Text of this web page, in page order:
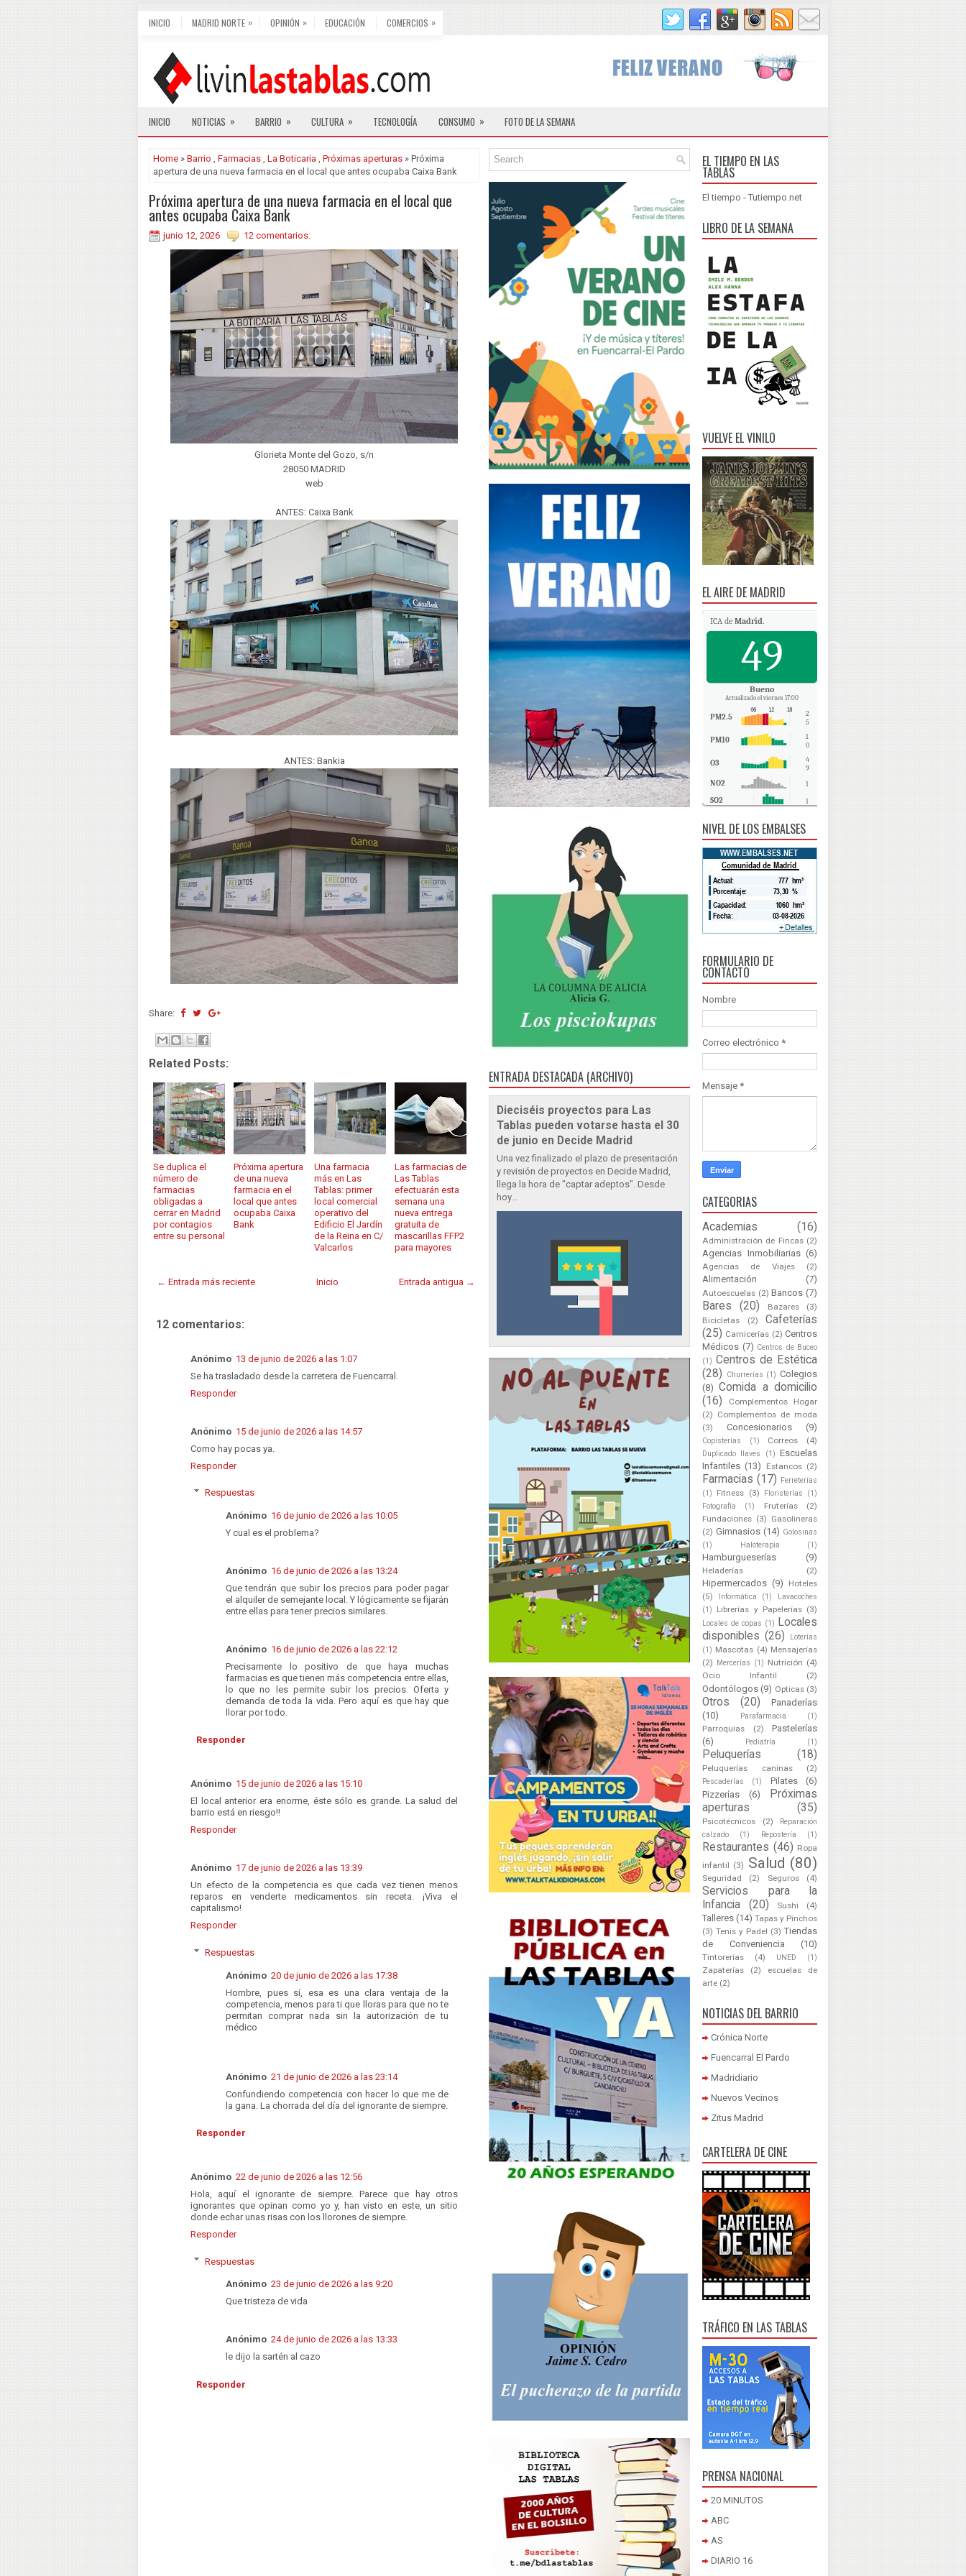
INICIO MADRID NORTE » OPINIÓN » EDUCACIÓN COMERCIOS »
INICIO NOTICIAS » BARRIO » CULTURA » TECNOLOGÍA CONSUMO » FOTO DE LA SEMANA
Home » Barrio , Farmacias , La Boticaria , Próximas aperturas » Próxima
apertura de una nueva farmacia en el local que antes ocupaba Caixa Bank
Próxima apertura de una nueva farmacia en el local que
antes ocupaba Caixa Bank
junio 12, 2026 12 comentarios:
Glorieta Monte del Gozo, s/n
28050 MADRID
web
ANTES: Caixa Bank
ANTES: Bankia
Share:
Related Posts:
Se duplica el
número de
farmacias
obligadas a
cerrar en Madrid
por contagios
entre su personal
Próxima apertura
de una nueva
farmacia en el
local que antes
ocupaba Caixa
Bank
Una farmacia
más en Las
Tablas: primer
local comercial
operativo del
Edificio El Jardín
de la Reina en C/
Valcarlos
Las farmacias de
Las Tablas
efectuarán esta
semana una
nueva entrega
gratuita de
mascarillas FFP2
para mayores
← Entrada más reciente Entrada antigua →
Inicio
12 comentarios:
Anónimo 13 de junio de 2026 a las 1:07
Se ha trasladado desde la carretera de Fuencarral.
Responder
Anónimo 15 de junio de 2026 a las 14:57
Como hay pocas ya.
Responder
Respuestas
Anónimo 16 de junio de 2026 a las 10:05
Y cual es el problema?
Anónimo 16 de junio de 2026 a las 13:24
Que tendrán que subir los precios para poder pagar
el alquiler de semejante local. Y lógicamente se fijarán
entre ellas para tener precios similares.
Anónimo 16 de junio de 2026 a las 22:12
Precisamente lo positivo de que haya muchas
farmacias es que tienen más competencia entre ellas,
lo que no les permite subir los precios. Oferta y
demanda de toda la vida. Pero aquí es que hay que
llorar por todo.
Responder
Anónimo 15 de junio de 2026 a las 15:10
El local anterior era enorme, éste sólo es grande. La salud del
barrio está en riesgo!!
Responder
Anónimo 17 de junio de 2026 a las 13:39
Un efecto de la competencia es que cada vez tienen menos
reparos en venderte medicamentos sin receta. ¡Viva el
capitalismo!
Responder
Respuestas
Anónimo 20 de junio de 2026 a las 17:38
Hombre, pues sí, esa es una clara ventaja de la
competencia, menos para ti que lloras para que no te
permitan comprar nada sin la autorización de tu
médico
Anónimo 21 de junio de 2026 a las 23:14
Confundiendo competencia con hacer lo que me de
la gana. La chorrada del día del ignorante de siempre.
Responder
Anónimo 22 de junio de 2026 a las 12:56
Hola, aquí el ignorante de siempre. Parece que hay otros
ignorantes que opinan como yo y, han visto en este, un sitio
donde echar unas risas con los llorones de siempre.
Responder
Respuestas
Anónimo 23 de junio de 2026 a las 9:20
Que tristeza de vida
Anónimo 24 de junio de 2026 a las 13:33
le dijo la sartén al cazo
Responder
ENTRADA DESTACADA (ARCHIVO)
Dieciséis proyectos para Las
Tablas pueden votarse hasta el 30
de junio en Decide Madrid
Una vez finalizado el plazo de presentación
y revisión de proyectos en Decide Madrid,
llega la hora de "captar adeptos". Desde
hoy...
EL TIEMPO EN LAS
TABLAS
El tiempo - Tutiempo.net
LIBRO DE LA SEMANA
VUELVE EL VINILO
EL AIRE DE MADRID
ICA de Madrid.
49
Bueno
Actualizado el viernes 17:00
PM2.5
2
5
PM10
1
0
O3
4
9
NO2 1
SO2 1
NIVEL DE LOS EMBALSES
FORMULARIO DE
CONTACTO
Nombre
Correo electrónico *
Mensaje *
CATEGORIAS
Academias (16)
Administración de Fincas (2)
Agencias Inmobiliarias (6)
Agencias de Viajes (2)
Alimentación (7)
Autoescuelas (2) Bancos (7)
Bares (20) Bazares
(3)
Bicicletas
(2)
Cafeterías
(25) Carnicerías (2) Centros
Médicos (7) Centros de Buceo
(1) Centros de Estética
(28)
Churrerías (1) Colegios
(8) Comida a domicilio
(16)
Complementos Hogar
(2) Complementos de moda
(3)
Concesionarios (9)
Copisterías (1) Correos (4)
Duplicado llaves (1) Escuelas
Infantiles (13) Estancos (2)
Farmacias (17) Ferreterías
(1)
Fitness (3) Floristerías
(1)
Fotografía
(1) Fruterías
(2)
Fundaciones (3) Gasolineras
(2) Gimnasios (14) Golosinas
(1)
Haloterapia (1)
Hamburgueserías (9)
Heladerías (2)
Hipermercados (9)
Hoteles
(5)
Informática (1)
Lavacoches
(1)
Librerías y Papelerías (3)
Locales de copas (1)
Locales
disponibles (26)
Loterías
(1) Mascotas (4) Mensajerías
(2) Mercerías (1) Nutrición (4)
Ocio Infantil
(2)
Odontólogos (9) Opticas (3)
Otros (20)
Panaderías
(10)
Parafarmacia (1)
Parroquias (2)
Pastelerías
(6)
Pediatría (1)
Peluquerías (18)
Peluquerías caninas (2)
Pescaderías (1) Pilates
(6)
Pizzerías
(6)
Próximas
aperturas
(35)
Psicotécnicos (2)
Reparación
calzado
(1) Repostería (1)
Restaurantes (46) Ropa
infantil (3) Salud (80)
Seguridad (2) Seguros (4)
Servicios para la
Infancia
(20) Sushi (4)
Talleres (14) Tapas y Pinchos
(3) Tenis y Padel (3) Tiendas
de Conveniencia
(10)
Tintorerías (4) UNED (1)
Zapaterías (2)
escuelas de
arte (2)
NOTICIAS DEL BARRIO
Crónica Norte
Fuencarral El Pardo
Madridiario
Nuevos Vecinos
Zitus Madrid
CARTELERA DE CINE
TRÁFICO EN LAS TABLAS
PRENSA NACIONAL
20 MINUTOS
ABC
AS
DIARIO 16